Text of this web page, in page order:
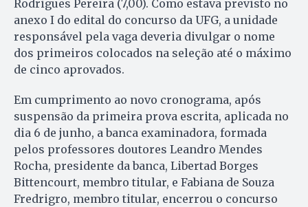
Rodrigues Pereira (7,00). Como estava previsto no
anexo I do edital do concurso da UFG, a unidade
responsável pela vaga deveria divulgar o nome
dos primeiros colocados na seleção até o máximo
de cinco aprovados.
Em cumprimento ao novo cronograma, após
suspensão da primeira prova escrita, aplicada no
dia 6 de junho, a banca examinadora, formada
pelos professores doutores Leandro Mendes
Rocha, presidente da banca, Libertad Borges
Bittencourt, membro titular, e Fabiana de Souza
Fredrigro, membro titular, encerrou o concurso